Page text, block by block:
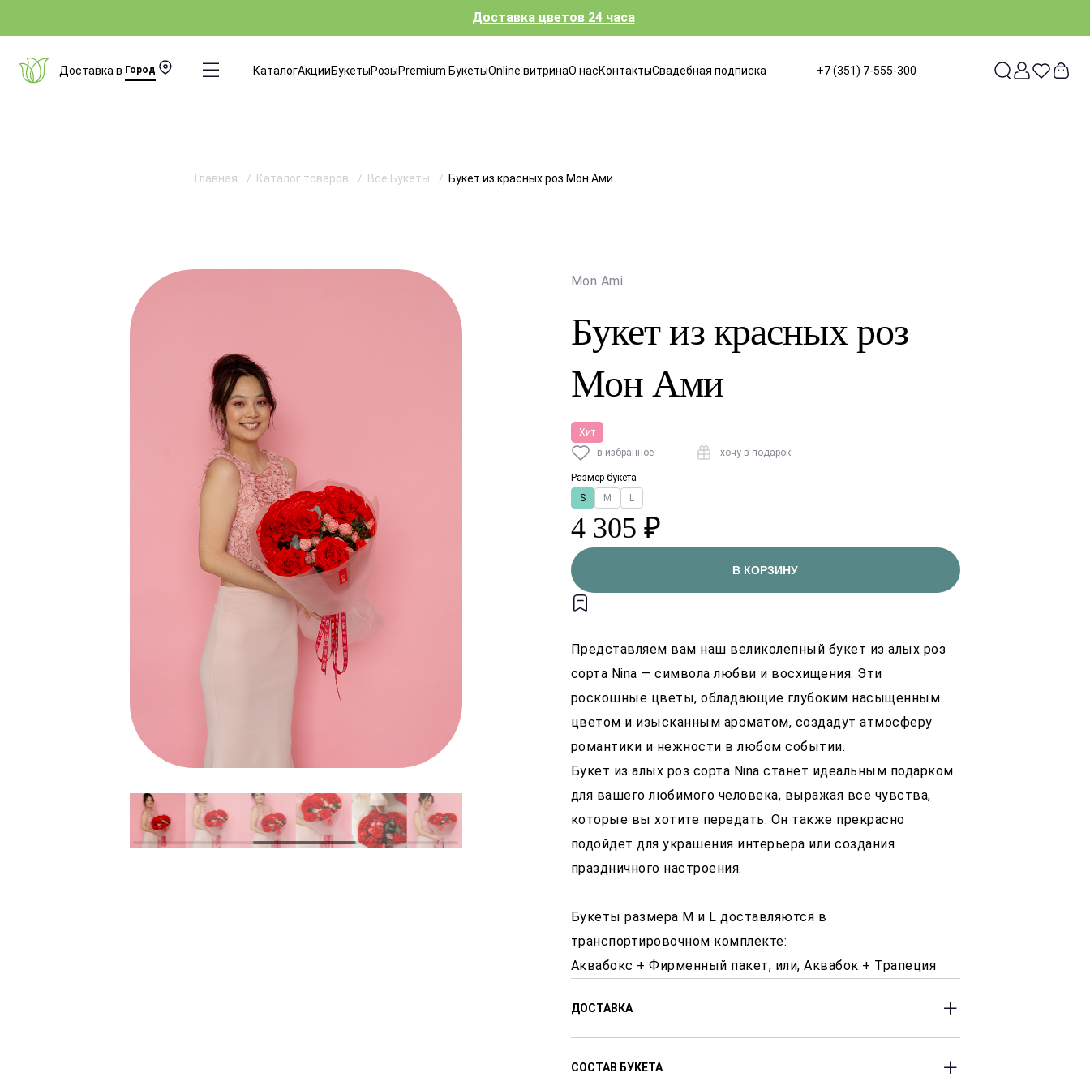
Доставка цветов 24 часа
Доставка в Город КаталогАкцииБукетыРозыPremium БукетыOnline витринаО насКонтактыСвадебная подписка +7 (351) 7-555-300
Главная Каталог товаров Все Букеты Букет из красных роз Мон Ами
Mon Ami
Букет из красных роз
Мон Ами
Хит
в избранное
хочу в подарок
Размер букета
S
M L
4 305 ₽
В КОРЗИНУ
Представляем вам наш великолепный букет из алых роз
сорта Nina — символа любви и восхищения. Эти
роскошные цветы, обладающие глубоким насыщенным
цветом и изысканным ароматом, создадут атмосферу
романтики и нежности в любом событии.
Букет из алых роз сорта Nina станет идеальным подарком
для вашего любимого человека, выражая все чувства,
которые вы хотите передать. Он также прекрасно
подойдет для украшения интерьера или создания
праздничного настроения.
Букеты размера M и L доставляются в
транспортировочном комплекте:
Аквабокс + Фирменный пакет, или, Аквабок + Трапеция
ДОСТАВКА
Доставляем цветы с 8:00 до 23:00 часов. Оперативность
СОСТАВ БУКЕТА